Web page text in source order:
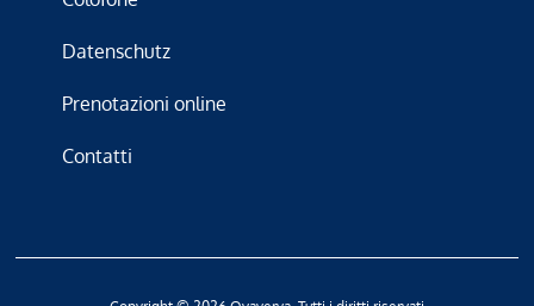
Datenschutz
Prenotazioni online
Contatti